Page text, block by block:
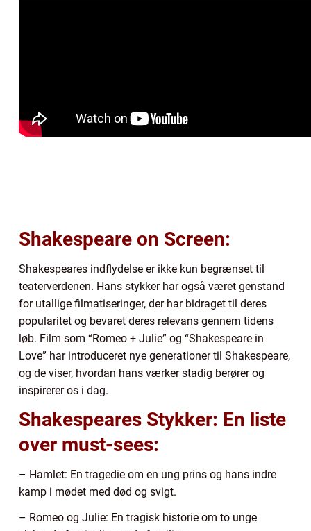
Shakespeare on Screen:
Shakespeares indflydelse er ikke kun begrænset til
teaterverdenen. Hans stykker har også været genstand
for utallige filmatiseringer, der har bidraget til deres
popularitet og bevaret deres relevans gennem tidens
løb. Film som “Romeo + Julie” og “Shakespeare in
Love” har introduceret nye generationer til Shakespeare,
og de viser, hvordan hans værker stadig berører og
inspirerer os i dag.
Shakespeares Stykker: En liste
over must-sees:
– Hamlet: En tragedie om en ung prins og hans indre
kamp i mødet med død og svigt.
– Romeo og Julie: En tragisk historie om to unge